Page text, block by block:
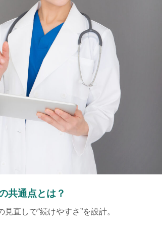
共通点とは？
直しで“続けやすさ”を設計。